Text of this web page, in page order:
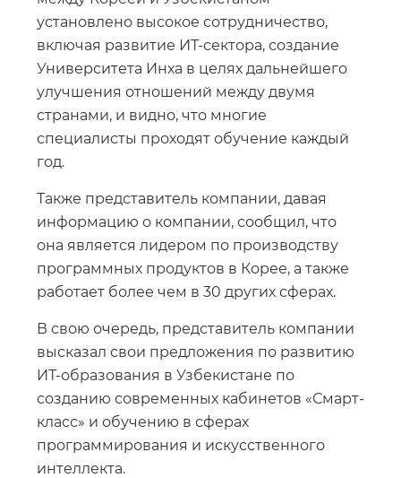
установлено высокое сотрудничество,
включая развитие ИТ-сектора, создание
Университета Инха в целях дальнейшего
улучшения отношений между двумя
странами, и видно, что многие
специалисты проходят обучение каждый
год.
Также представитель компании, давая
информацию о компании, сообщил, что
она является лидером по производству
программных продуктов в Корее, а также
работает более чем в 30 других сферах.
В свою очередь, представитель компании
высказал свои предложения по развитию
ИТ-образования в Узбекистане по
созданию современных кабинетов «Смарт-
класс» и обучению в сферах
программирования и искусственного
интеллекта.